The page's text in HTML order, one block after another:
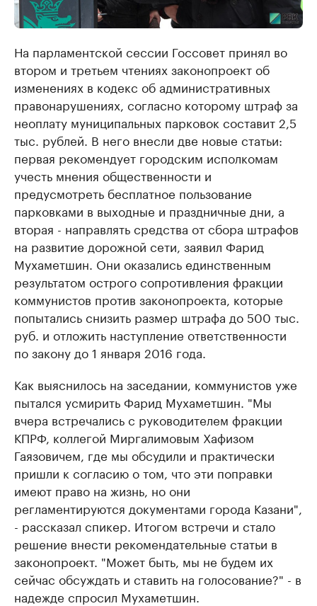
На парламентской сессии Госсовет принял во
втором и третьем чтениях законопроект об
изменениях в кодекс об административных
правонарушениях, согласно которому штраф за
неоплату муниципальных парковок составит 2,5
тыс. рублей. В него внесли две новые статьи:
первая рекомендует городским исполкомам
учесть мнения общественности и
предусмотреть бесплатное пользование
парковками в выходные и праздничные дни, а
вторая - направлять средства от сбора штрафов
на развитие дорожной сети, заявил Фарид
Мухаметшин. Они оказались единственным
результатом острого сопротивления фракции
коммунистов против законопроекта, которые
попытались снизить размер штрафа до 500 тыс.
руб. и отложить наступление ответственности
по закону до 1 января 2016 года.
Как выяснилось на заседании, коммунистов уже
пытался усмирить Фарид Мухаметшин. "Мы
вчера встречались с руководителем фракции
КПРФ, коллегой Миргалимовым Хафизом
Гаязовичем, где мы обсудили и практически
пришли к согласию о том, что эти поправки
имеют право на жизнь, но они
регламентируются документами города Казани",
- рассказал спикер. Итогом встречи и стало
решение внести рекомендательные статьи в
законопроект. "Может быть, мы не будем их
сейчас обсуждать и ставить на голосование?" - в
надежде спросил Мухаметшин.